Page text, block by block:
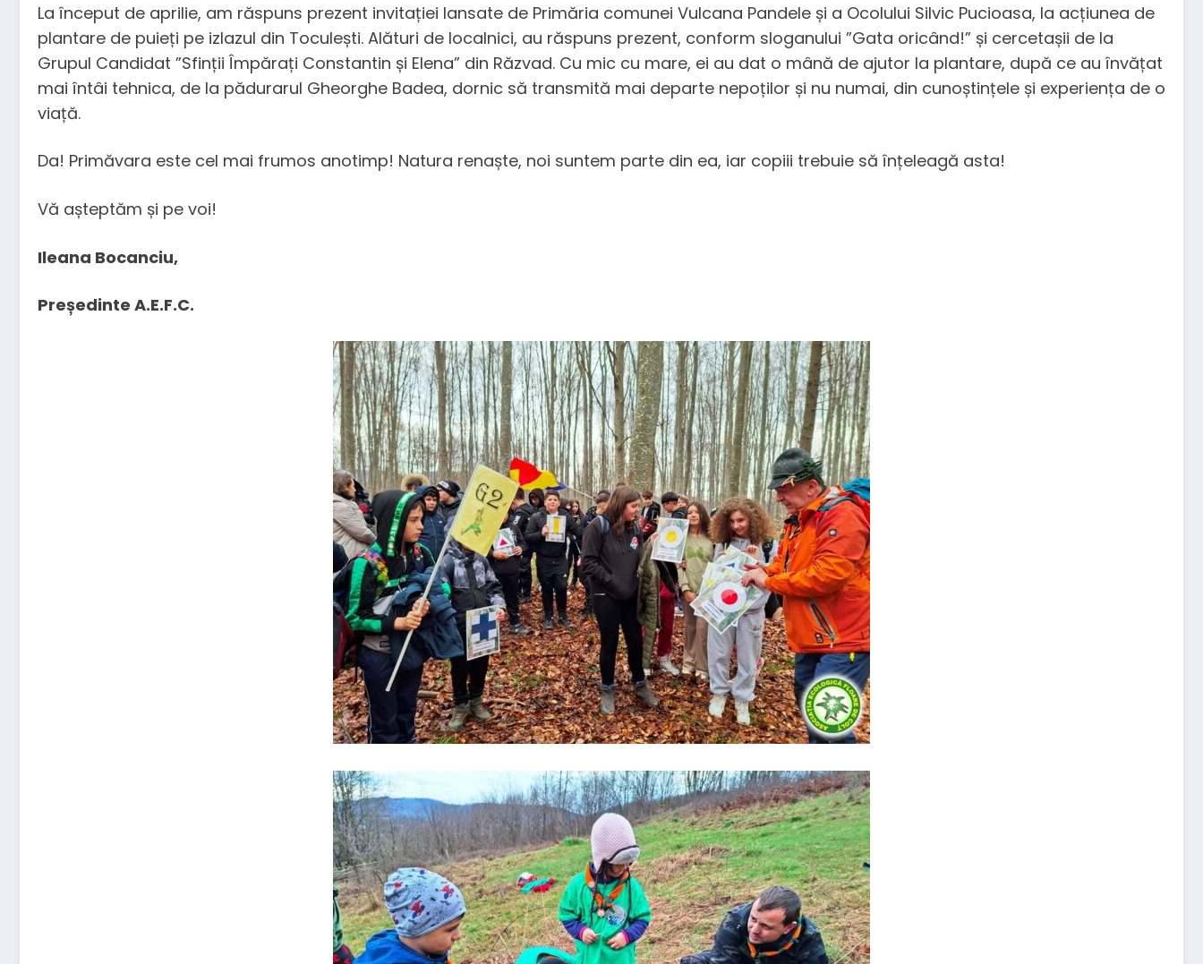
La început de aprilie, am răspuns prezent invitației lansate de Primăria comunei Vulcana Pandele și a Ocolului Silvic Pucioasa, la acțiunea de
plantare de puieți pe izlazul din Toculești. Alături de localnici, au răspuns prezent, conform sloganului ”Gata oricând!” și cercetașii de la
Grupul Candidat ”Sfinții Împărați Constantin și Elena” din Răzvad. Cu mic cu mare, ei au dat o mână de ajutor la plantare, după ce au învățat
mai întâi tehnica, de la pădurarul Gheorghe Badea, dornic să transmită mai departe nepoților și nu numai, din cunoștințele și experiența de o
viață.
Da! Primăvara este cel mai frumos anotimp! Natura renaște, noi suntem parte din ea, iar copiii trebuie să înțeleagă asta!
Vă așteptăm și pe voi!
Ileana Bocanciu,
Președinte A.E.F.C.